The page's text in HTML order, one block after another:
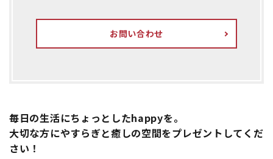
お問い合わせ
毎日の生活にちょっとしたhappyを。
大切な方にやすらぎと癒しの空間をプレゼントしてくだ
さい！